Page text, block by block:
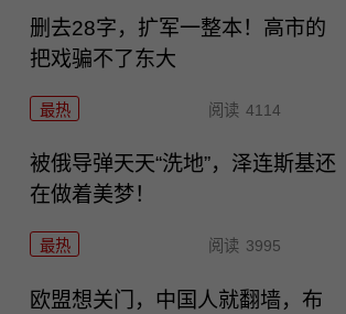
删去28字，扩军一整本！高市的
把戏骗不了东大
最热 阅读 4114
被俄导弹天天“洗地”，泽连斯基还
在做着美梦！
最热 阅读 3995
欧盟想关门，中国人就翻墙，布